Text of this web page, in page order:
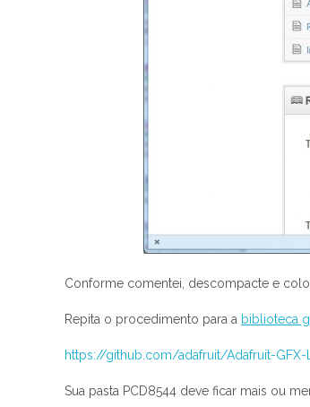
Conforme comentei, descompacte e
Repita o procedimento para a biblioteca
https://github.com/adafruit/Adafruit-GFX-
Sua pasta PCD8544 deve ficar mais ou